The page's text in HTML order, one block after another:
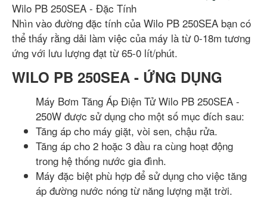
Wilo PB 250SEA - Đặc Tính
Nhìn vào đường đặc tính của Wilo PB 250SEA bạn có
thể thấy rằng dải làm việc của máy là từ 0-18m tương
ứng với lưu lượng đạt từ 65-0 lít/phút.
WILO PB 250SEA - ỨNG DỤNG
Máy Bơm Tăng Áp Điện Tử Wilo PB 250SEA -
250W được sử dụng cho một số mục đích sau:
Tăng áp cho máy giặt, vòi sen, chậu rửa.
Tăng áp cho 2 hoặc 3 đầu ra cùng hoạt động
trong hệ thống nước gia đình.
Máy đặc biệt phù hợp để sử dụng cho việc tăng
áp đường nước nóng từ năng lượng mặt trời.